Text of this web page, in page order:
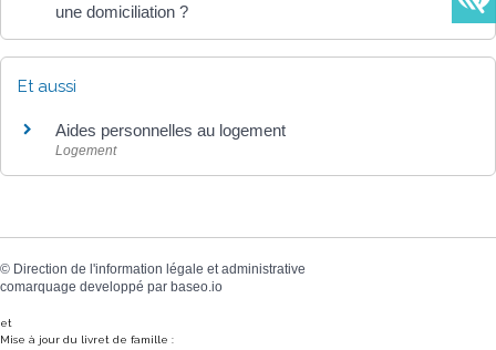
une domiciliation ?
Et aussi
Aides personnelles au logement
Logement
© Direction de l'information légale et administrative
comarquage developpé par baseo.io
et
Mise à jour du livret de famille :